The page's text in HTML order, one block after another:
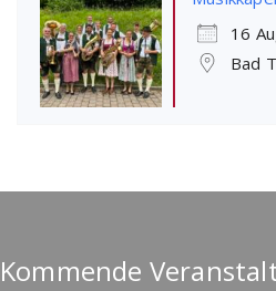
16
Bad
Kommende